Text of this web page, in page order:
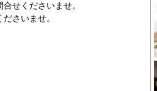
せくださいませ。
さいませ。